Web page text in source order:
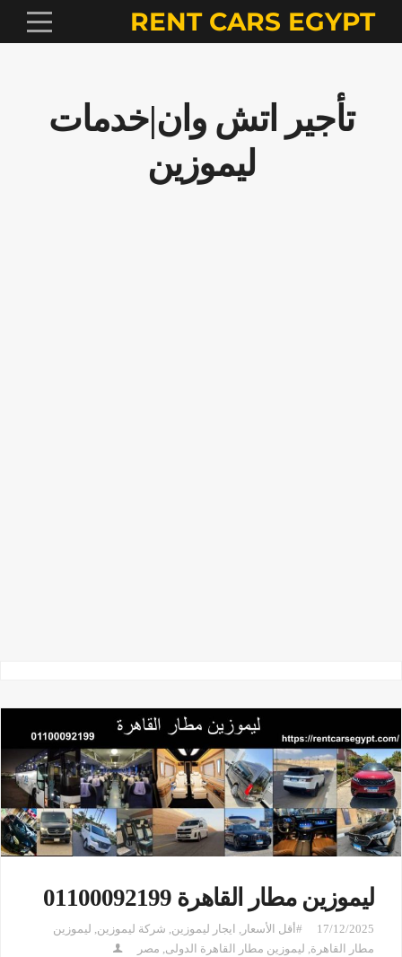
RENT CARS EGYPT
تأجير اتش وان|خدمات
ليموزين
ليموزين مطار القاهرة 01100092199
17/12/2025 #أقل الأسعار ايجار ليموزين شركة ليموزين ليموزين
مطار القاهرة ليموزين مطار القاهرة الدولى مصر